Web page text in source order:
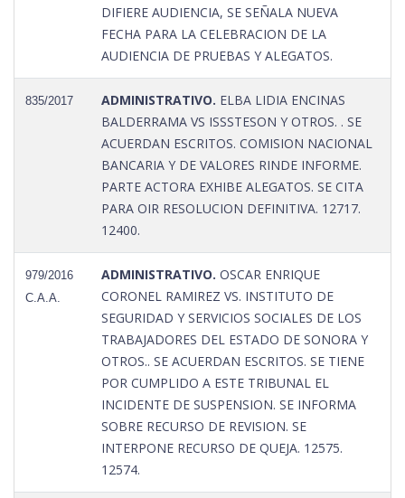
DIFIERE AUDIENCIA, SE SEÑALA NUEVA
FECHA PARA LA CELEBRACION DE LA
AUDIENCIA DE PRUEBAS Y ALEGATOS.
835/2017 ADMINISTRATIVO. ELBA LIDIA ENCINAS
BALDERRAMA VS ISSSTESON Y OTROS. . SE
ACUERDAN ESCRITOS. COMISION NACIONAL
BANCARIA Y DE VALORES RINDE INFORME.
PARTE ACTORA EXHIBE ALEGATOS. SE CITA
PARA OIR RESOLUCION DEFINITIVA. 12717.
12400.
979/2016
C.A.A.
ADMINISTRATIVO. OSCAR ENRIQUE
CORONEL RAMIREZ VS. INSTITUTO DE
SEGURIDAD Y SERVICIOS SOCIALES DE LOS
TRABAJADORES DEL ESTADO DE SONORA Y
OTROS.. SE ACUERDAN ESCRITOS. SE TIENE
POR CUMPLIDO A ESTE TRIBUNAL EL
INCIDENTE DE SUSPENSION. SE INFORMA
SOBRE RECURSO DE REVISION. SE
INTERPONE RECURSO DE QUEJA. 12575.
12574.